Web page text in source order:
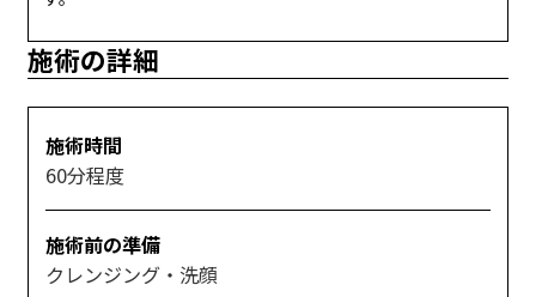
施術の詳細
施術時間
60分程度
施術前の準備
クレンジング・洗顔